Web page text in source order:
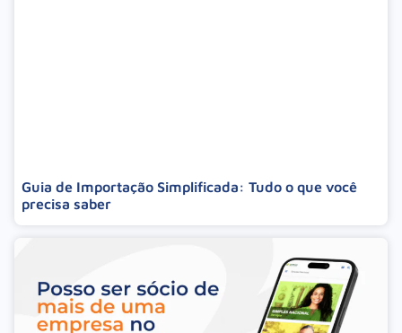
Guia de Importação Simplificada: Tudo o que você
precisa saber